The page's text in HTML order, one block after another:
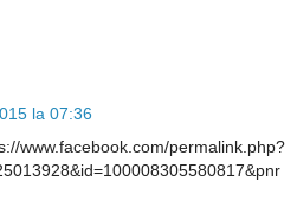
la 07:36
permalink.php?